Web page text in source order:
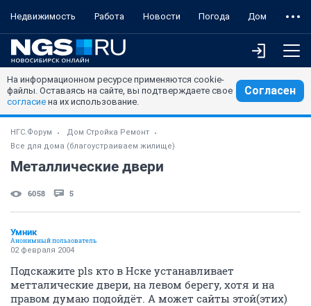
Недвижимость Работа Новости Погода Дом
На информационном ресурсе применяются cookie-
файлы. Оставаясь на сайте, вы подтверждаете свое
согласие на их использование.
Согласен
НГС.Форум
Дом Стройка Ремонт
Все для дома (благоустраиваем жилище)
Металлические двери
6058 5
Умник
Анонимный пользователь
02 февраля 2004
Подскажите pls кто в Нске устанавливает
метталические двери, на левом берегу, хотя и на
правом думаю подойдёт. А может сайты этой(этих)